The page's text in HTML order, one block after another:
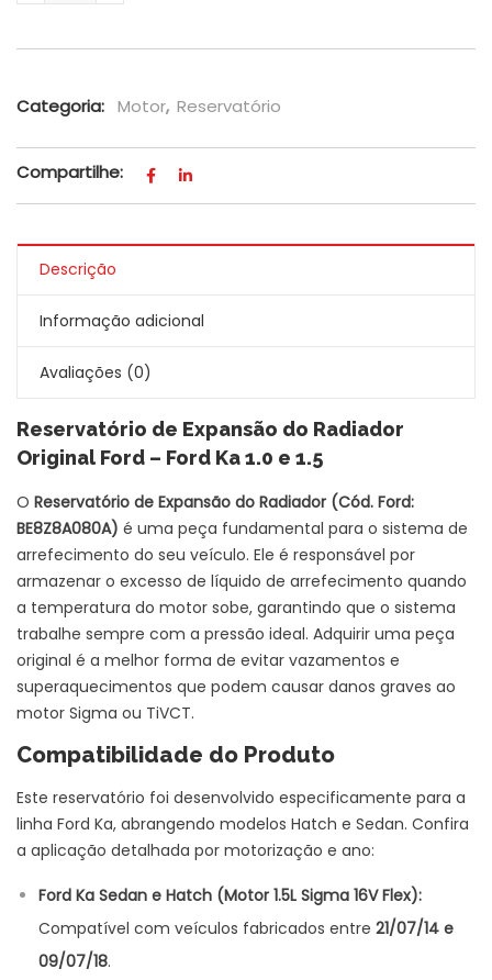
Categoria: Motor, Reservatório
Compartilhe:
Descrição
Informação adicional
Avaliações (0)
Reservatório de Expansão do Radiador
Original Ford – Ford Ka 1.0 e 1.5
O Reservatório de Expansão do Radiador (Cód. Ford:
BE8Z8A080A) é uma peça fundamental para o sistema de
arrefecimento do seu veículo. Ele é responsável por
armazenar o excesso de líquido de arrefecimento quando
a temperatura do motor sobe, garantindo que o sistema
trabalhe sempre com a pressão ideal. Adquirir uma peça
original é a melhor forma de evitar vazamentos e
superaquecimentos que podem causar danos graves ao
motor Sigma ou TiVCT.
Compatibilidade do Produto
Este reservatório foi desenvolvido especificamente para a
linha Ford Ka, abrangendo modelos Hatch e Sedan. Confira
a aplicação detalhada por motorização e ano:
Ford Ka Sedan e Hatch (Motor 1.5L Sigma 16V Flex):
Compatível com veículos fabricados entre 21/07/14 e
09/07/18.